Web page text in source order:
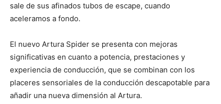
sale de sus afinados tubos de escape, cuando
aceleramos a fondo.
El nuevo Artura Spider se presenta con mejoras
significativas en cuanto a potencia, prestaciones y
experiencia de conducción, que se combinan con los
placeres sensoriales de la conducción descapotable para
añadir una nueva dimensión al Artura.